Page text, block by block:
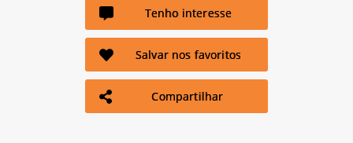
Tenho interesse
Salvar nos favoritos
Compartilhar